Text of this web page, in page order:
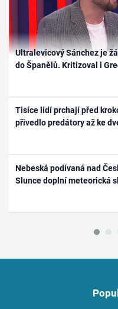
Ultralevicový Sánchez je
do Španělů. Kritizoval i
Tisíce lidí prchají před
přivedlo predátory až ke
Nebeská podívaná nad
Slunce doplní meteorická